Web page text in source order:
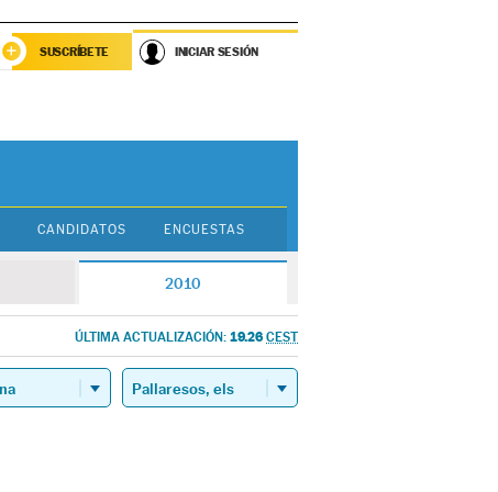
SUSCRÍBETE INICIAR SESIÓN
CANDIDATOS ENCUESTAS
2010
ÚLTIMA ACTUALIZACIÓN: 19.26 CEST